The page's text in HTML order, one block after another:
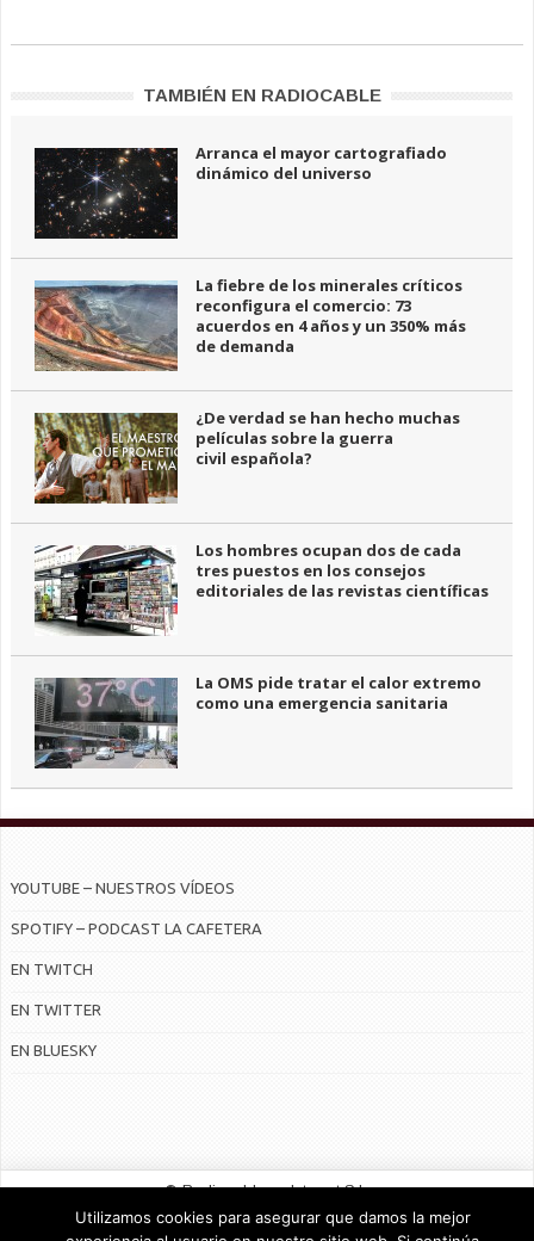
TAMBIÉN EN RADIOCABLE
Arranca el mayor cartografiado
dinámico del universo
La fiebre de los minerales críticos
reconfigura el comercio: 73
acuerdos en 4 años y un 350% más
de demanda
¿De verdad se han hecho muchas
películas sobre la guerra
civil española?
Los hombres ocupan dos de cada
tres puestos en los consejos
editoriales de las revistas científicas
La OMS pide tratar el calor extremo
como una emergencia sanitaria
YOUTUBE – NUESTROS VÍDEOS
SPOTIFY – PODCAST LA CAFETERA
EN TWITCH
EN TWITTER
EN BLUESKY
© Radiocable en Internet S.L.
CONTRATO DE SERVICIOS Y POLÍTICA DE PRIVACIDAD
Utilizamos cookies para asegurar que damos la mejor